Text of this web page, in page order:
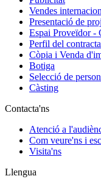
Vendes
Presentació de
Espai Proveïdor -
Perfil del
Còpia i Venda
Botiga
Selecció de
Càsting
Contacta'ns
Atenció a
Com veure'ns i
Visita'ns
Llengua